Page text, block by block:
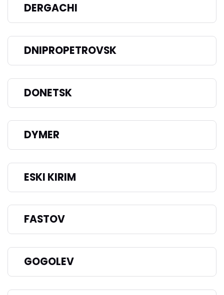
DERGACHI
DNIPROPETROVSK
DONETSK
DYMER
ESKI KIRIM
FASTOV
GOGOLEV